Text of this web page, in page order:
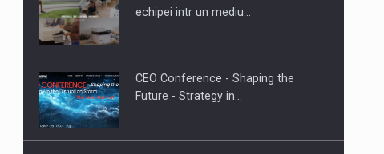
Hard Enduro Piatra Craiului 2026,
echipei intr un mediu…
CEO Conference - Shaping the
Future - Strategy in…